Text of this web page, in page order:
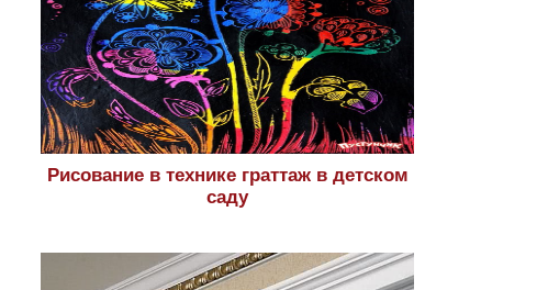
Рисование в технике граттаж в детском
саду